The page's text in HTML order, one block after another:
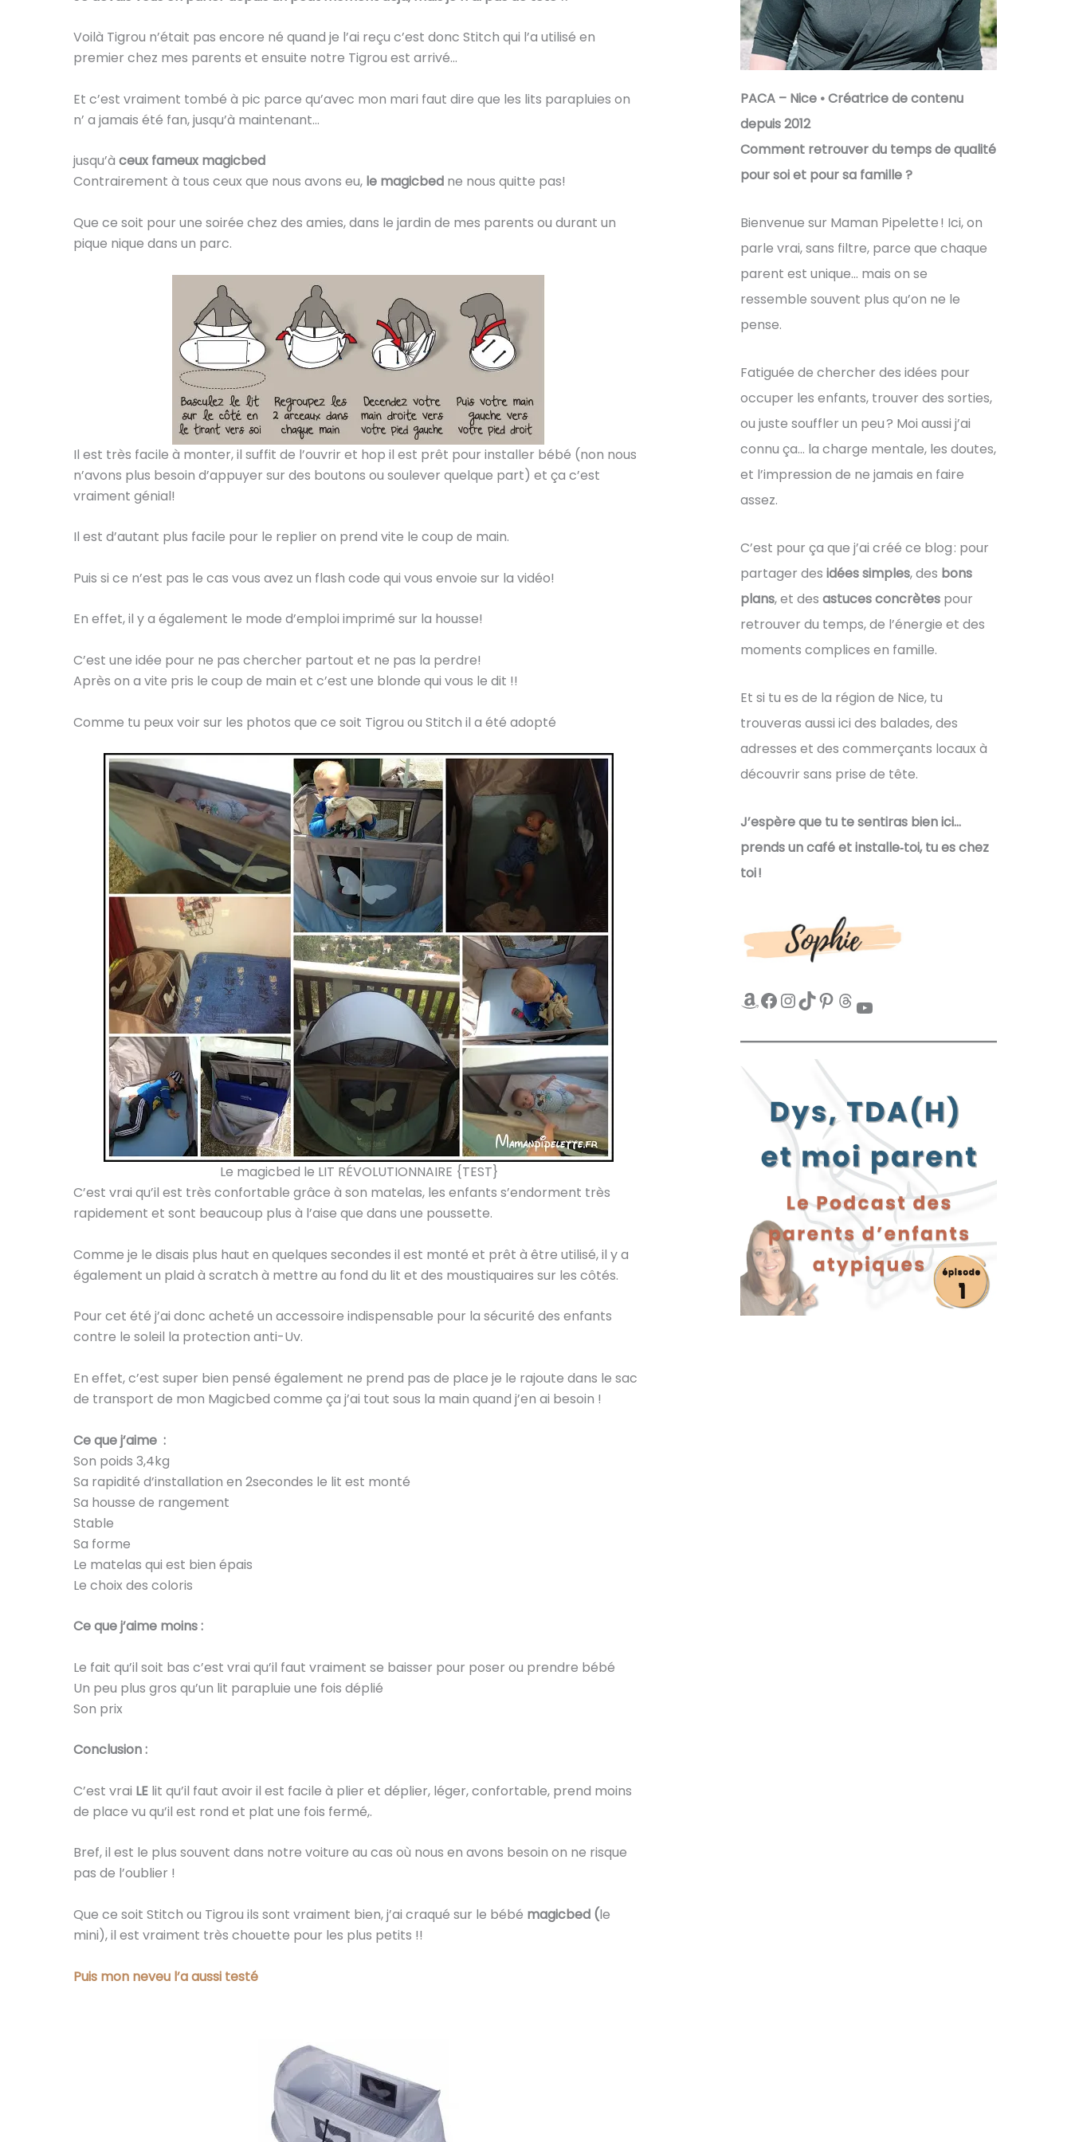
Voilà Tigrou n’était pas encore né quand je l’ai reçu c’est donc Stitch qui l’a utilisé en
premier chez mes parents et ensuite notre Tigrou est arrivé…
Et c’est vraiment tombé à pic parce qu’avec mon mari faut dire que les lits parapluies on
n’ a jamais été fan, jusqu’à maintenant…
jusqu’à ceux fameux magicbed
Contrairement à tous ceux que nous avons eu, le magicbed ne nous quitte pas!
Que ce soit pour une soirée chez des amies, dans le jardin de mes parents ou durant un
pique nique dans un parc.
Il est très facile à monter, il suffit de l’ouvrir et hop il est prêt pour installer bébé (non nous
n’avons plus besoin d’appuyer sur des boutons ou soulever quelque part) et ça c’est
vraiment génial!
Il est d’autant plus facile pour le replier on prend vite le coup de main.
Puis si ce n’est pas le cas vous avez un flash code qui vous envoie sur la vidéo!
En effet, il y a également le mode d’emploi imprimé sur la housse!
C’est une idée pour ne pas chercher partout et ne pas la perdre!
Après on a vite pris le coup de main et c’est une blonde qui vous le dit !!
Comme tu peux voir sur les photos que ce soit Tigrou ou Stitch il a été adopté
Le magicbed le LIT RÉVOLUTIONNAIRE {TEST}
C’est vrai qu’il est très confortable grâce à son matelas, les enfants s’endorment très
rapidement et sont beaucoup plus à l’aise que dans une poussette.
Comme je le disais plus haut en quelques secondes il est monté et prêt à être utilisé, il y a
également un plaid à scratch à mettre au fond du lit et des moustiquaires sur les côtés.
Pour cet été j’ai donc acheté un accessoire indispensable pour la sécurité des enfants
contre le soleil la protection anti-Uv.
En effet, c’est super bien pensé également ne prend pas de place je le rajoute dans le sac
de transport de mon Magicbed comme ça j’ai tout sous la main quand j’en ai besoin !
Ce que j’aime :
Son poids 3,4kg
Sa rapidité d’installation en 2secondes le lit est monté
Sa housse de rangement
Stable
Sa forme
Le matelas qui est bien épais
Le choix des coloris
Ce que j’aime moins :
Le fait qu’il soit bas c’est vrai qu’il faut vraiment se baisser pour poser ou prendre bébé
Un peu plus gros qu’un lit parapluie une fois déplié
Son prix
Conclusion :
C’est vrai LE lit qu’il faut avoir il est facile à plier et déplier, léger, confortable, prend moins
de place vu qu’il est rond et plat une fois fermé,.
Bref, il est le plus souvent dans notre voiture au cas où nous en avons besoin on ne risque
pas de l’oublier !
Que ce soit Stitch ou Tigrou ils sont vraiment bien, j’ai craqué sur le bébé magicbed (le
mini), il est vraiment très chouette pour les plus petits !!
Puis mon neveu l’a aussi testé
PACA – Nice • Créatrice de contenu
depuis 2012
Comment retrouver du temps de qualité
pour soi et pour sa famille ?
Bienvenue sur Maman Pipelette ! Ici, on
parle vrai, sans filtre, parce que chaque
parent est unique… mais on se
ressemble souvent plus qu’on ne le
pense.
Fatiguée de chercher des idées pour
occuper les enfants, trouver des sorties,
ou juste souffler un peu ? Moi aussi j’ai
connu ça… la charge mentale, les doutes,
et l’impression de ne jamais en faire
assez.
C’est pour ça que j’ai créé ce blog : pour
partager desidées simples, des bons
plans, et desastuces concrètes pour
retrouver du temps, de l’énergie et des
moments complices en famille.
Et si tu es de la région de Nice, tu
trouveras aussi ici des balades, des
adresses et des commerçants locaux à
découvrir sans prise de tête.
J’espère que tu te sentiras bien ici…
prends un café et installe‑toi, tu es chez
toi !
Amazon Facebook InstagramTikTok Pinterest Threads YouTube